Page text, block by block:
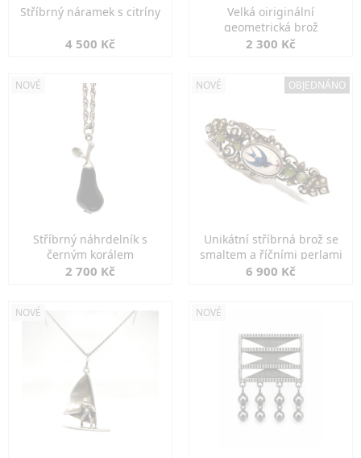
Stříbrný náramek s citríny
4 500 Kč
Velká oiriginální
geometrická brož
2 300 Kč
NOVÉ
Stříbrný náhrdelník s
černým korálem
2 700 Kč
NOVÉ OBJEDNÁNO
Unikátní stříbrná brož se
smaltem a říčními perlami
6 900 Kč
NOVÉ NOVÉ